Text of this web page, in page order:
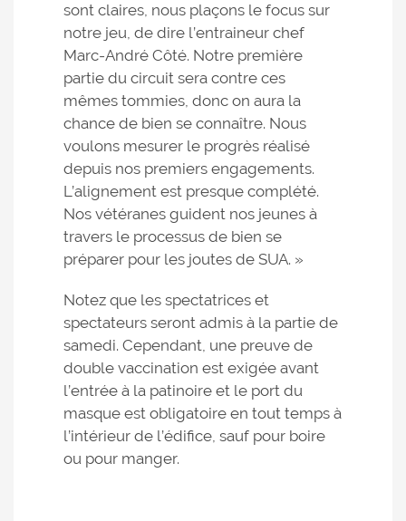
sont claires, nous plaçons le focus sur
notre jeu, de dire l’entraineur chef
Marc-André Côté. Notre première
partie du circuit sera contre ces
mêmes tommies, donc on aura la
chance de bien se connaître. Nous
voulons mesurer le progrès réalisé
depuis nos premiers engagements.
L’alignement est presque complété.
Nos vétéranes guident nos jeunes à
travers le processus de bien se
préparer pour les joutes de SUA. »
Notez que les spectatrices et
spectateurs seront admis à la partie de
samedi. Cependant, une preuve de
double vaccination est exigée avant
l’entrée à la patinoire et le port du
masque est obligatoire en tout temps à
l’intérieur de l’édifice, sauf pour boire
ou pour manger.